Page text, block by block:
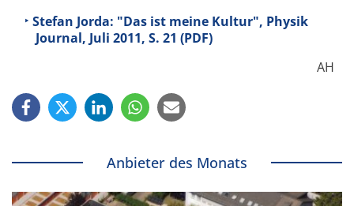
Stefan Jorda: "Das ist meine Kultur", Physik
Journal, Juli 2011, S. 21 (PDF)
AH
Anbieter des Monats